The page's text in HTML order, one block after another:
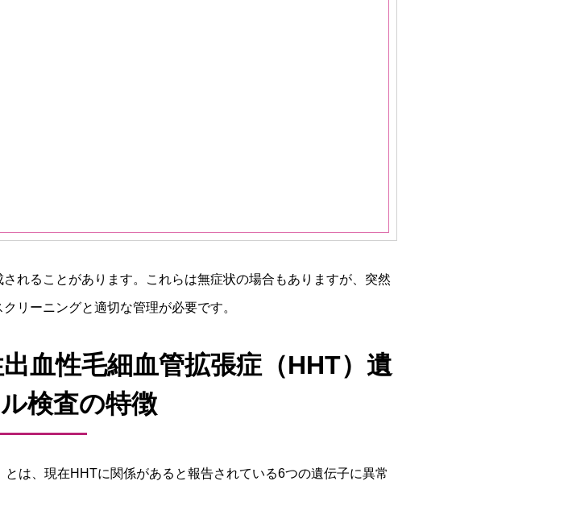
れることがあります。これらは無症状の場合もありますが、突然
リーニングと適切な管理が必要です。
血性毛細血管拡張症（HHT）遺
検査の特徴
は、現在HHTに関係があると報告されている6つの遺伝子に異常